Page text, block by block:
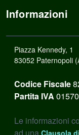
Informazioni
Piazza Kennedy, 1
83052 Paternopoli
Codice Fiscale
Partita IVA
Le informazioni
Clausola